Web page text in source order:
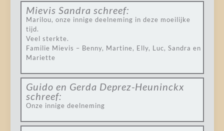
Mievis Sandra schreef:
Marilou, onze innige deelneming in deze moeilijke
tijd.
Veel sterkte.
Familie Mievis – Benny, Martine, Elly, Luc, Sandra en
Mariette
Guido en Gerda Deprez-Heuninckx
schreef:
Onze innige deelneming